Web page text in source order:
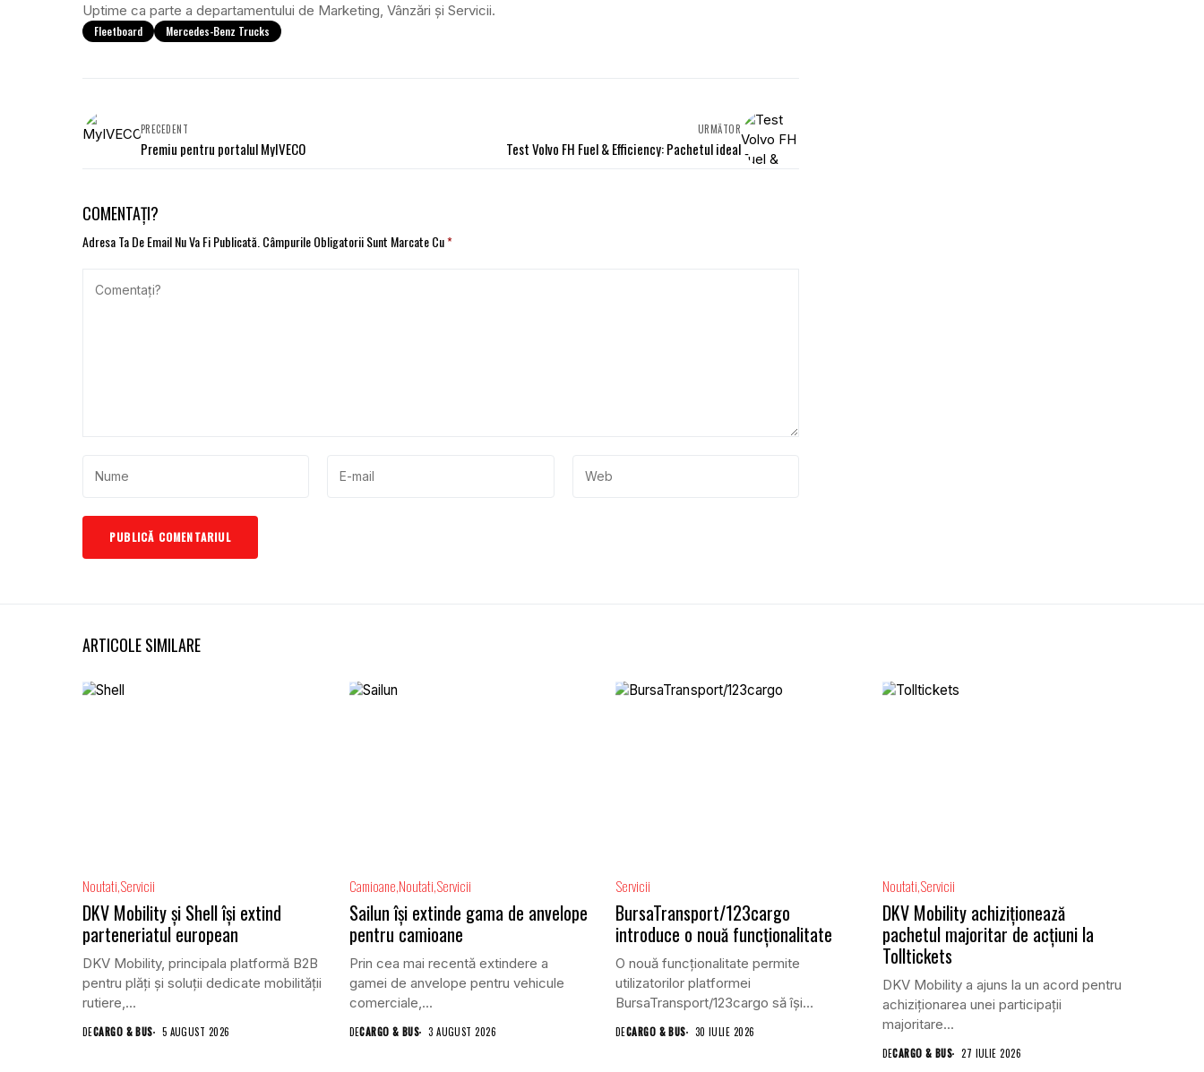
Uptime ca parte a departamentului de Marketing, Vânzări și Servicii.
Fleetboard Mercedes-Benz Trucks
PRECEDENT
Premiu pentru portalul MyIVECO
URMĂTOR
Test Volvo FH Fuel & Efficiency: Pachetul ideal
COMENTAȚI?
Adresa Ta De Email Nu Va Fi Publicată. Câmpurile Obligatorii Sunt Marcate Cu*
ARTICOLE SIMILARE
Noutati Servicii
DKV Mobility și Shell își extind
parteneriatul european
DKV Mobility, principala platformă B2B
pentru plăți și soluții dedicate mobilității
rutiere,...
DECARGO & BUS 5 AUGUST 2026
Camioane Noutati Servicii
Sailun își extinde gama de anvelope
pentru camioane
Prin cea mai recentă extindere a
gamei de anvelope pentru vehicule
comerciale,...
DECARGO & BUS 3 AUGUST 2026
Servicii
BursaTransport/123cargo
introduce o nouă funcționalitate
O nouă funcționalitate permite
utilizatorilor platformei
BursaTransport/123cargo să își
evalueze partenerii după...
DECARGO & BUS 30 IULIE 2026
Noutati Servicii
DKV Mobility achiziționează
pachetul majoritar de acțiuni la
Tolltickets
DKV Mobility a ajuns la un acord pentru
achiziționarea unei participații
majoritare...
DECARGO & BUS 27 IULIE 2026